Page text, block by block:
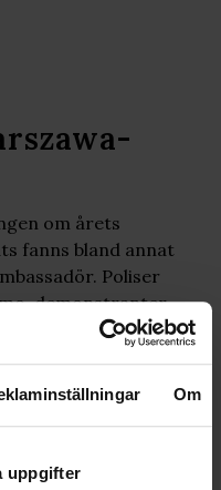
Om
uppgifter
om årets
fanns bland annat
Poliser
demonstranter.